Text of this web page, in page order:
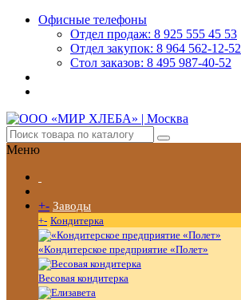
Офисные телефоны
Отдел продаж: 8 925 555 45 53
Отдел закупок: 8 964 562-12-52
Стол заказов: 8 495 987-40-52
Меню
+- Заводы
+- Кондитерка
«Кондитерское предприятие «Полет»
Весовая кондитерка